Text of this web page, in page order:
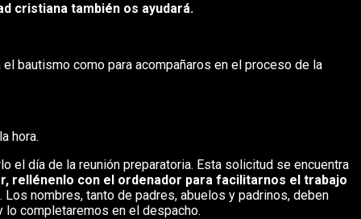
cristiana también os ayudará.
bautismo como para acompañaros en el proceso de la
hora.
el día de la reunión preparatoria. Esta solicitud se encuentra
rellénenlo con el ordenador para facilitarnos el trabajo
nombres, tanto de padres, abuelos y padrinos, deben
completaremos en el despacho.